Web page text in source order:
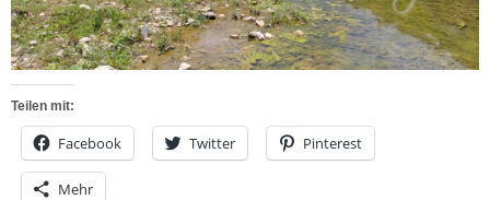
Teilen mit:
Facebook Twitter Pinterest
Mehr